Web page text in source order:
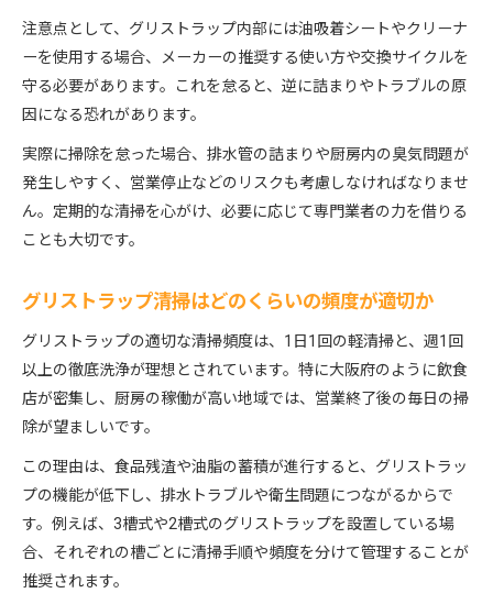
ント
グリストラップクリーナー使い方と衛生管理の極
理由
オイルトラップ清掃の最適なタイミングの見極め
グリストラップ清掃頻度とオイルトラップ管理の
排水トラブルを防ぐオイルトラップ掃除のコツ
グリストラップとオイルトラップ清掃を連動させ
グリストラップ清掃で小麦粉による詰まりを防ぐ
小麦粉多用業態のグリストラップ掃除頻度設定法
グリストラップ清掃に役立つ小麦粉対策のポイン
注意点として、グリストラップ内部には油吸着シートやクリーナ
ーを使用する場合、メーカーの推奨する使い方や交換サイクルを
守る必要があります。これを怠ると、逆に詰まりやトラブルの原
因になる恐れがあります。
実際に掃除を怠った場合、排水管の詰まりや厨房内の臭気問題が
発生しやすく、営業停止などのリスクも考慮しなければなりませ
ん。定期的な清掃を心がけ、必要に応じて専門業者の力を借りる
ことも大切です。
グリストラップ清掃はどのくらいの頻度が適切か
グリストラップの適切な清掃頻度は、1日1回の軽清掃と、週1回
以上の徹底洗浄が理想とされています。特に大阪府のように飲食
店が密集し、厨房の稼働が高い地域では、営業終了後の毎日の掃
除が望ましいです。
この理由は、食品残渣や油脂の蓄積が進行すると、グリストラッ
プの機能が低下し、排水トラブルや衛生問題につながるからで
す。例えば、3槽式や2槽式のグリストラップを設置している場
合、それぞれの槽ごとに清掃手順や頻度を分けて管理することが
推奨されます。